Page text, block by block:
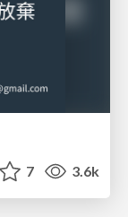
7 3.6k